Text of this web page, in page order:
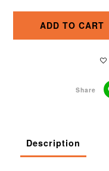
ADD TO CART
Share
Description